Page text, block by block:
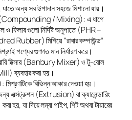
অন্য সব উপাদান সহজে মিশানো যায়।
(Compounding / Mixing): এ ধাপে
ও ফিলার গুলো নির্দিষ্ট অনুপাতে (PHR –
Rubber) মিশিয়ে “রাবার কম্পাউন্ড”
পণ্যের গুণগত মান নির্ধারণ করে।
মিক্সার (Banbury Mixer) ও টু-রোল
ব্যবহার করা হয়।
বিভিন্ন আকার দেওয়া হয়।
জন্য এক্সট্রুশন (Extrusion) বা ক্যালেন্ডারিং
যা দিয়ে লম্বা পাইপ, শিট অথবা টায়ারের